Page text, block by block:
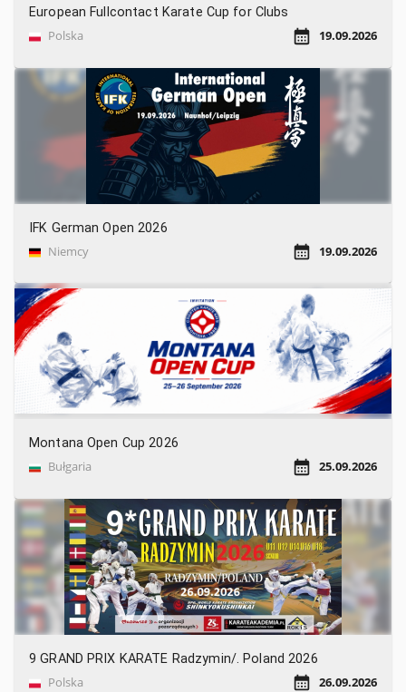
European Fullcontact Karate Cup for Clubs
Polska 19.09.2026
IFK German Open 2026
Niemcy 19.09.2026
Montana Open Cup 2026
Bułgaria 25.09.2026
9 GRAND PRIX KARATE Radzymin/. Poland 2026
Polska 26.09.2026